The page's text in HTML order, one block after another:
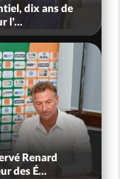
dix ans de
l'...
Renard
des É...